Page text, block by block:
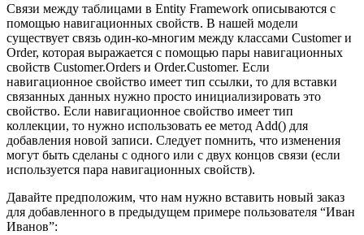
Связи между таблицами в Entity Framework описываются с
помощью навигационных свойств. В нашей модели
существует связь один-ко-многим между классами Customer и
Order, которая выражается с помощью пары навигационных
свойств Customer.Orders и Order.Customer. Если
навигационное свойство имеет тип ссылки, то для вставки
связанных данных нужно просто инициализировать это
свойство. Если навигационное свойство имеет тип
коллекции, то нужно использовать ее метод Add() для
добавления новой записи. Следует помнить, что изменения
могут быть сделаны с одного или с двух концов связи (если
используется пара навигационных свойств).
Давайте предположим, что нам нужно вставить новый заказ
для добавленного в предыдущем примере пользователя “Иван
Иванов”: